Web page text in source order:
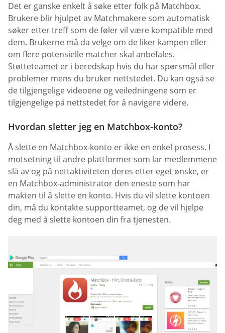
Det er ganske enkelt å søke etter folk på Matchbox.
Brukere blir hjulpet av Matchmakere som automatisk
søker etter treff som de føler vil være kompatible med
dem. Brukerne må da velge om de liker kampen eller
om flere potensielle matcher skal anbefales.
Støtteteamet er i beredskap hvis du har spørsmål eller
problemer mens du bruker nettstedet. Du kan også se
de tilgjengelige videoene og veiledningene som er
tilgjengelige på nettstedet for å navigere videre.
Hvordan sletter jeg en Matchbox-konto?
Å slette en Matchbox-konto er ikke en enkel prosess. I
motsetning til andre plattformer som lar medlemmene
slå av og på nettaktiviteten deres etter eget ønske, er
en Matchbox-administrator den eneste som har
makten til å slette en konto. Hvis du vil slette kontoen
din, må du kontakte supportteamet, og de vil hjelpe
deg med å slette kontoen din fra tjenesten.